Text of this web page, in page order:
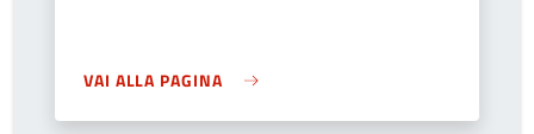
VAI ALLA PAGINA